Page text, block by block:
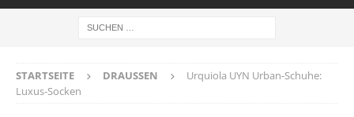
STARTSEITE DRAUSSEN
Urquiola UYN Urban-Schuhe:
Luxus-Socken